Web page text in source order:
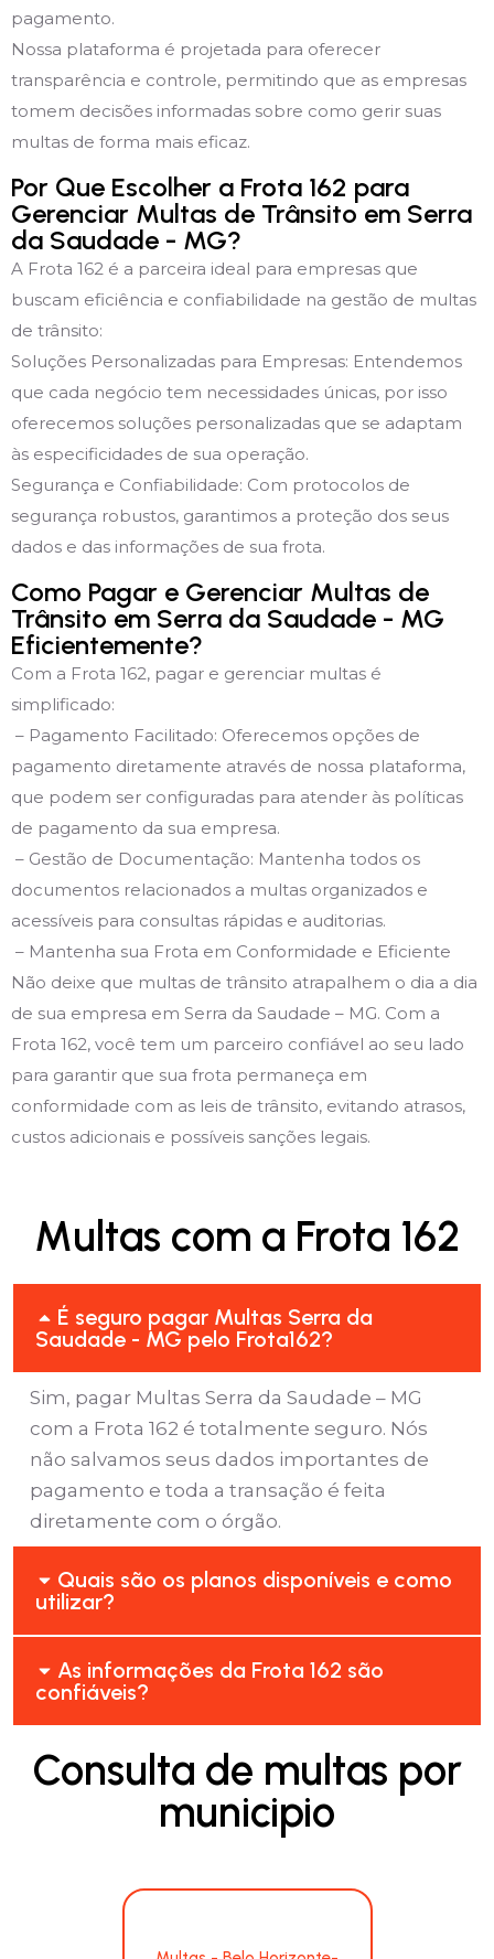
pagamento.
Nossa plataforma é projetada para oferecer
transparência e controle, permitindo que as empresas
tomem decisões informadas sobre como gerir suas
multas de forma mais eficaz.
Por Que Escolher a Frota 162 para
Gerenciar Multas de Trânsito em Serra
da Saudade - MG?
A Frota 162 é a parceira ideal para empresas que
buscam eficiência e confiabilidade na gestão de multas
de trânsito:
Soluções Personalizadas para Empresas: Entendemos
que cada negócio tem necessidades únicas, por isso
oferecemos soluções personalizadas que se adaptam
às especificidades de sua operação.
Segurança e Confiabilidade: Com protocolos de
segurança robustos, garantimos a proteção dos seus
dados e das informações de sua frota.
Como Pagar e Gerenciar Multas de
Trânsito em Serra da Saudade - MG
Eficientemente?
Com a Frota 162, pagar e gerenciar multas é
simplificado:
– Pagamento Facilitado: Oferecemos opções de
pagamento diretamente através de nossa plataforma,
que podem ser configuradas para atender às políticas
de pagamento da sua empresa.
– Gestão de Documentação: Mantenha todos os
documentos relacionados a multas organizados e
acessíveis para consultas rápidas e auditorias.
– Mantenha sua Frota em Conformidade e Eficiente
Não deixe que multas de trânsito atrapalhem o dia a dia
de sua empresa em Serra da Saudade – MG. Com a
Frota 162, você tem um parceiro confiável ao seu lado
para garantir que sua frota permaneça em
conformidade com as leis de trânsito, evitando atrasos,
custos adicionais e possíveis sanções legais.
Multas com a Frota 162
É seguro pagar Multas Serra da
Saudade - MG pelo Frota162?
Sim, pagar Multas Serra da Saudade – MG
com a Frota 162 é totalmente seguro. Nós
não salvamos seus dados importantes de
pagamento e toda a transação é feita
diretamente com o órgão.
Quais são os planos disponíveis e como
utilizar?
As informações da Frota 162 são
confiáveis?
Consulta de multas por
municipio